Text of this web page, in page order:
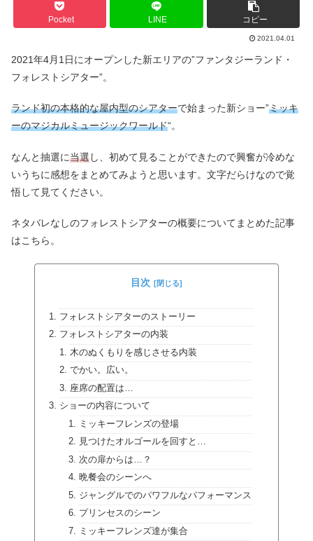
Pocket LINE コピー
2021.04.01
2021年4月1日にオープンした新エリアの”ファンタジーランド・
フォレストシアター”。
ランド初の本格的な屋内型のシアターで始まった新ショー”ミッキ
ーのマジカルミュージックワールド“。
なんと抽選に当選し、初めて見ることができたので興奮が冷めな
いうちに感想をまとめてみようと思います。文字だらけなので覚
悟して見てください。
ネタバレなしのフォレストシアターの概要についてまとめた記事
はこちら。
目次
フォレストシアターのストーリー
フォレストシアターの内装
木のぬくもりを感じさせる内装
でかい。広い。
座席の配置は…
ショーの内容について
ミッキーフレンズの登場
見つけたオルゴールを回すと…
次の扉からは…？
晩餐会のシーンへ
ジャングルでのパワフルなパフォーマンス
プリンセスのシーン
ミッキーフレンズ達が集合